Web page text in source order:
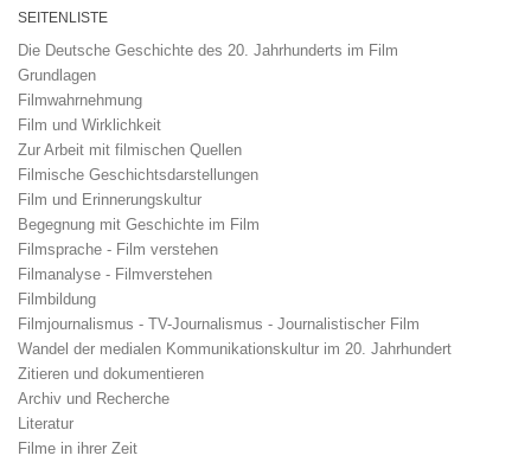
SEITENLISTE
Die Deutsche Geschichte des 20. Jahrhunderts im Film
Grundlagen
Filmwahrnehmung
Film und Wirklichkeit
Zur Arbeit mit filmischen Quellen
Filmische Geschichtsdarstellungen
Film und Erinnerungskultur
Begegnung mit Geschichte im Film
Filmsprache - Film verstehen
Filmanalyse - Filmverstehen
Filmbildung
Filmjournalismus - TV-Journalismus - Journalistischer Film
Wandel der medialen Kommunikationskultur im 20. Jahrhundert
Zitieren und dokumentieren
Archiv und Recherche
Literatur
Filme in ihrer Zeit